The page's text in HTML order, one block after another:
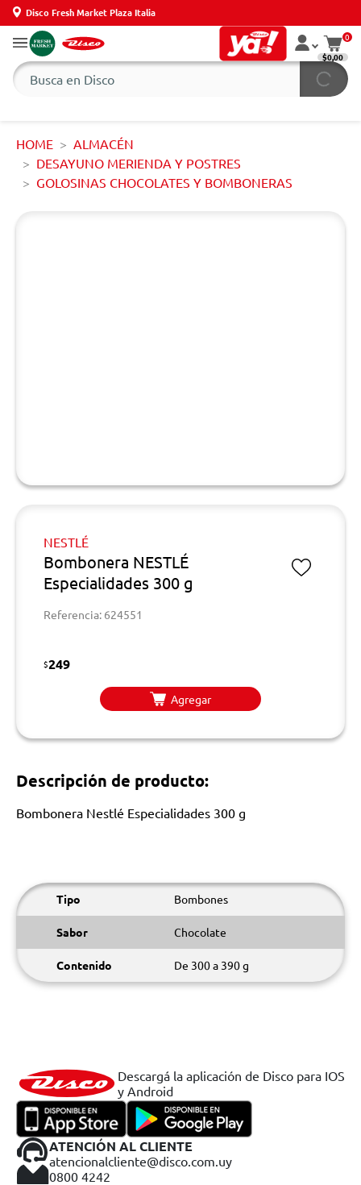
Disco Fresh Market Plaza Italia
0
$0,00
HOME
ALMACÉN
DESAYUNO MERIENDA Y POSTRES
GOLOSINAS CHOCOLATES Y BOMBONERAS
NESTLÉ
Bombonera NESTLÉ
Especialidades 300 g
Referencia: 624551
$249
Agregar
Descripción de producto:
Bombonera Nestlé Especialidades 300 g
Tipo Bombones
Sabor Chocolate
Contenido De 300 a 390 g
Descargá la aplicación de Disco para IOS
y Android
ATENCIÓN AL CLIENTE
atencionalcliente@disco.com.uy
0800 4242